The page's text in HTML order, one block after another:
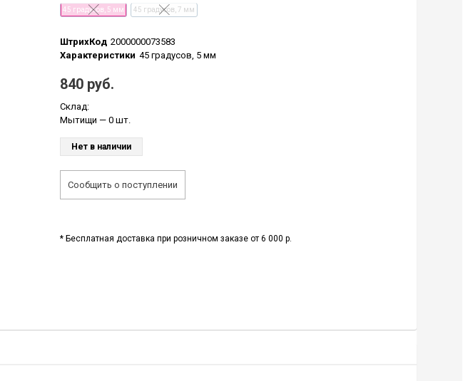
45 градусов, 5 мм 45 градусов, 7 мм
ШтрихКод 2000000073583
Характеристики 45 градусов, 5 мм
840 руб.
Склад:
Мытищи — 0 шт.
Нет в наличии
Сообщить о поступлении
* Бесплатная доставка при розничном заказе от 6 000 р.